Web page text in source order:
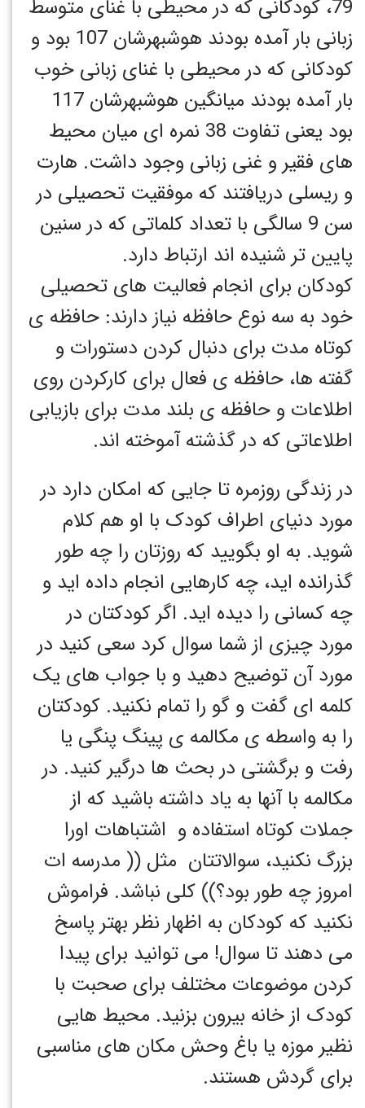
79، کودکانی که در محیطی با غنای متوسط
زبانی بار آمده بودند هوشبهرشان 107 بود و
کودکانی که در محیطی با غنای زبانی خوب
بار آمده بودند میانگین هوشبهرشان 117
بود یعنی تفاوت 38 نمره ای میان محیط
های فقیر و غنی زبانی وجود داشت. هارت
و ریسلی دریافتند که موفقیت تحصیلی در
سن 9 سالگی با تعداد کلماتی که در سنین
پایین تر شنیده اند ارتباط دارد.
کودکان برای انجام فعالیت های تحصیلی
خود به سه نوع حافظه نیاز دارند: حافظه ی
کوتاه مدت برای دنبال کردن دستورات و
گفته ها، حافظه ی فعال برای کارکردن روی
اطلاعات و حافظه ی بلند مدت برای بازیابی
اطلاعاتی که در گذشته آموخته اند.
در زندگی روزمره تا جایی که امکان دارد در
مورد دنیای اطراف کودک با او هم کلام
شوید. به او بگویید که روزتان را چه طور
گذرانده اید، چه کارهایی انجام داده اید و
چه کسانی را دیده اید. اگر کودکتان در
مورد چیزی از شما سوال کرد سعی کنید در
مورد آن توضیح دهید و با جواب های یک
کلمه ای گفت و گو را تمام نکنید. کودکتان
را به واسطه ی مکالمه ی پینگ پنگی یا
رفت و برگشتی در بحث ها درگیر کنید. در
مکالمه با آنها به یاد داشته باشید که از
جملات کوتاه استفاده و اشتباهات اورا
بزرگ نکنید، سوالاتتان مثل (( مدرسه ات
امروز چه طور بود؟)) کلی نباشد. فراموش
نکنید که کودکان به اظهار نظر بهتر پاسخ
می دهند تا سوال! می توانید برای پیدا
کردن موضوعات مختلف برای صحبت با
کودک از خانه بیرون بزنید. محیط هایی
نظیر موزه یا باغ وحش مکان های مناسبی
برای گردش هستند.